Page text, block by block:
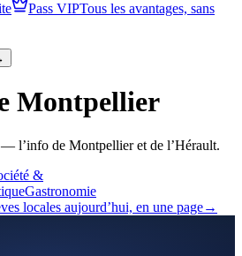
Pass VIPTous les avantages, sans
Montpellier
l’info de Montpellier et de l’Hérault.
&
Gastronomie
s locales aujourd’hui, en une page→